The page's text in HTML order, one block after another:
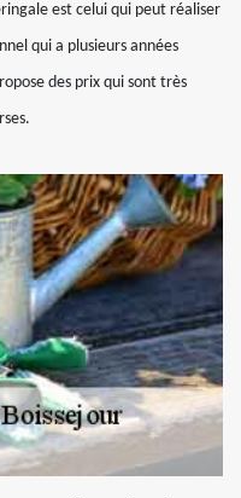
est celui qui peut réaliser
qui a plusieurs années
des prix qui sont très